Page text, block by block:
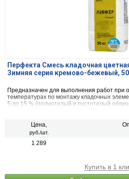
Перфекта Смесь кладочная
Зимняя серия кремово-бежевый,
Предназначен для выполнения работ при
температурах по монтажу кладочных
5 до 15 % (полнотелый и пустотелый
Цена,
руб./шт.
1 289
Купить в 1